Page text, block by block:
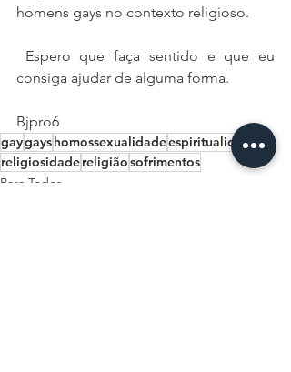
homens gays no contexto religioso.
consiga ajudar de alguma forma.
Bjpro6
gaygayshomossexualidadeespiritualidade
religiosidadereligiãosofrimentos
Para Todos